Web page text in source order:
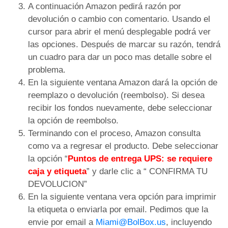
A continuación Amazon pedirá razón por
devolución o cambio con comentario. Usando el
cursor para abrir el menú desplegable podrá ver
las opciones. Después de marcar su razón, tendrá
un cuadro para dar un poco mas detalle sobre el
problema.
En la siguiente ventana Amazon dará la opción de
reemplazo o devolución (reembolso). Si desea
recibir los fondos nuevamente, debe seleccionar
la opción de reembolso.
Terminando con el proceso, Amazon consulta
como va a regresar el producto. Debe seleccionar
la opción “Puntos de entrega UPS: se requiere
caja y etiqueta” y darle clic a “ CONFIRMA TU
DEVOLUCION”
En la siguiente ventana vera opción para imprimir
la etiqueta o enviarla por email. Pedimos que la
envie por email a Miami@BolBox.us, incluyendo